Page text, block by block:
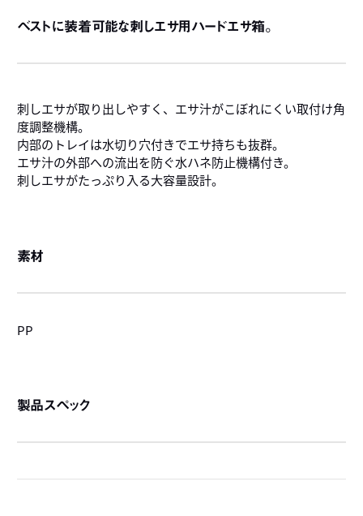
ベストに装着可能な刺しエサ用ハードエサ箱。
刺しエサが取り出しやすく、エサ汁がこぼれにくい取付け角
度調整機構。
内部のトレイは水切り穴付きでエサ持ちも抜群。
エサ汁の外部への流出を防ぐ水ハネ防止機構付き。
刺しエサがたっぷり入る大容量設計。
素材
PP
製品スペック